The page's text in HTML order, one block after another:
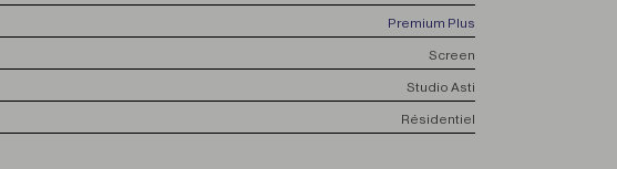
Premium Plus
Screen
Studio Asti
Résidentiel